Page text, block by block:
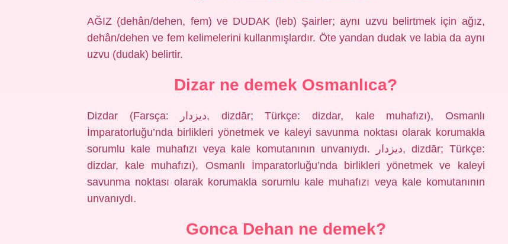
AĞIZ (dehân/dehen, fem) ve DUDAK (leb) Şairler; aynı uzvu belirtmek için ağız,
dehân/dehen ve fem kelimelerini kullanmışlardır. Öte yandan dudak ve labia da aynı
uzvu (dudak) belirtir.
Dizar ne demek Osmanlıca?
Dizdar (Farsça: دیزدار, dizdār; Türkçe: dizdar, kale muhafızı), Osmanlı
İmparatorluğu’nda birlikleri yönetmek ve kaleyi savunma noktası olarak korumakla
sorumlu kale muhafızı veya kale komutanının unvanıydı. دیزدار, dizdār; Türkçe:
dizdar, kale muhafızı), Osmanlı İmparatorluğu’nda birlikleri yönetmek ve kaleyi
savunma noktası olarak korumakla sorumlu kale muhafızı veya kale komutanının
unvanıydı.
Gonca Dehan ne demek?